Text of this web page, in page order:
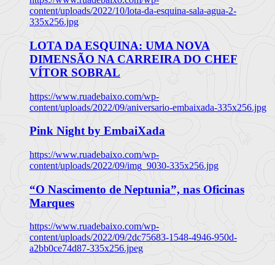
content/uploads/2022/10/lota-da-esquina-sala-agua-2-
335x256.jpg
LOTA DA ESQUINA: UMA NOVA
DIMENSÃO NA CARREIRA DO CHEF
VÍTOR SOBRAL
https://www.ruadebaixo.com/wp-
content/uploads/2022/09/aniversario-embaixada-335x256.jpg
Pink Night by EmbaiXada
https://www.ruadebaixo.com/wp-
content/uploads/2022/09/img_9030-335x256.jpg
“O Nascimento de Neptunia”, nas Oficinas
Marques
https://www.ruadebaixo.com/wp-
content/uploads/2022/09/2dc75683-1548-4946-950d-
a2bb0ce74d87-335x256.jpeg